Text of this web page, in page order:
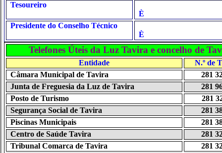
Tesoureiro
È
Presidente do Conselho Técnico
È
Telefones Úteis da Luz Tavira e concelho de
Entidade
N.º de
Câmara Municipal de Tavira
281
Junta de Freguesia da Luz de Tavira
281
Posto de Turismo
281
Segurança Social de Tavira
281
Piscinas Municipais
281
Centro de Saúde Tavira
281
Tribunal Comarca de Tavira
281